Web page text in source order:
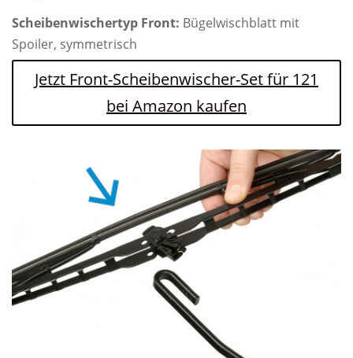
Scheibenwischertyp Front: Bügelwischblatt mit
Spoiler, symmetrisch
Jetzt Front-Scheibenwischer-Set für 121
bei Amazon kaufen